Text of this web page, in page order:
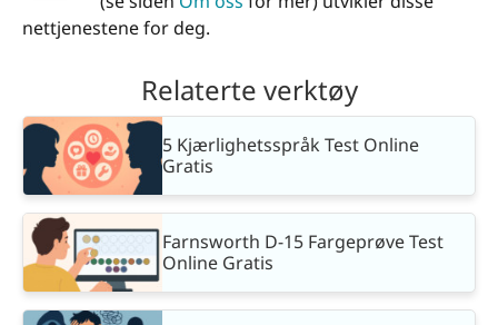
nettjenestene for deg.
Relaterte verktøy
5 Kjærlighetsspråk Test Online
Gratis
Farnsworth D-15 Fargeprøve Test
Online Gratis